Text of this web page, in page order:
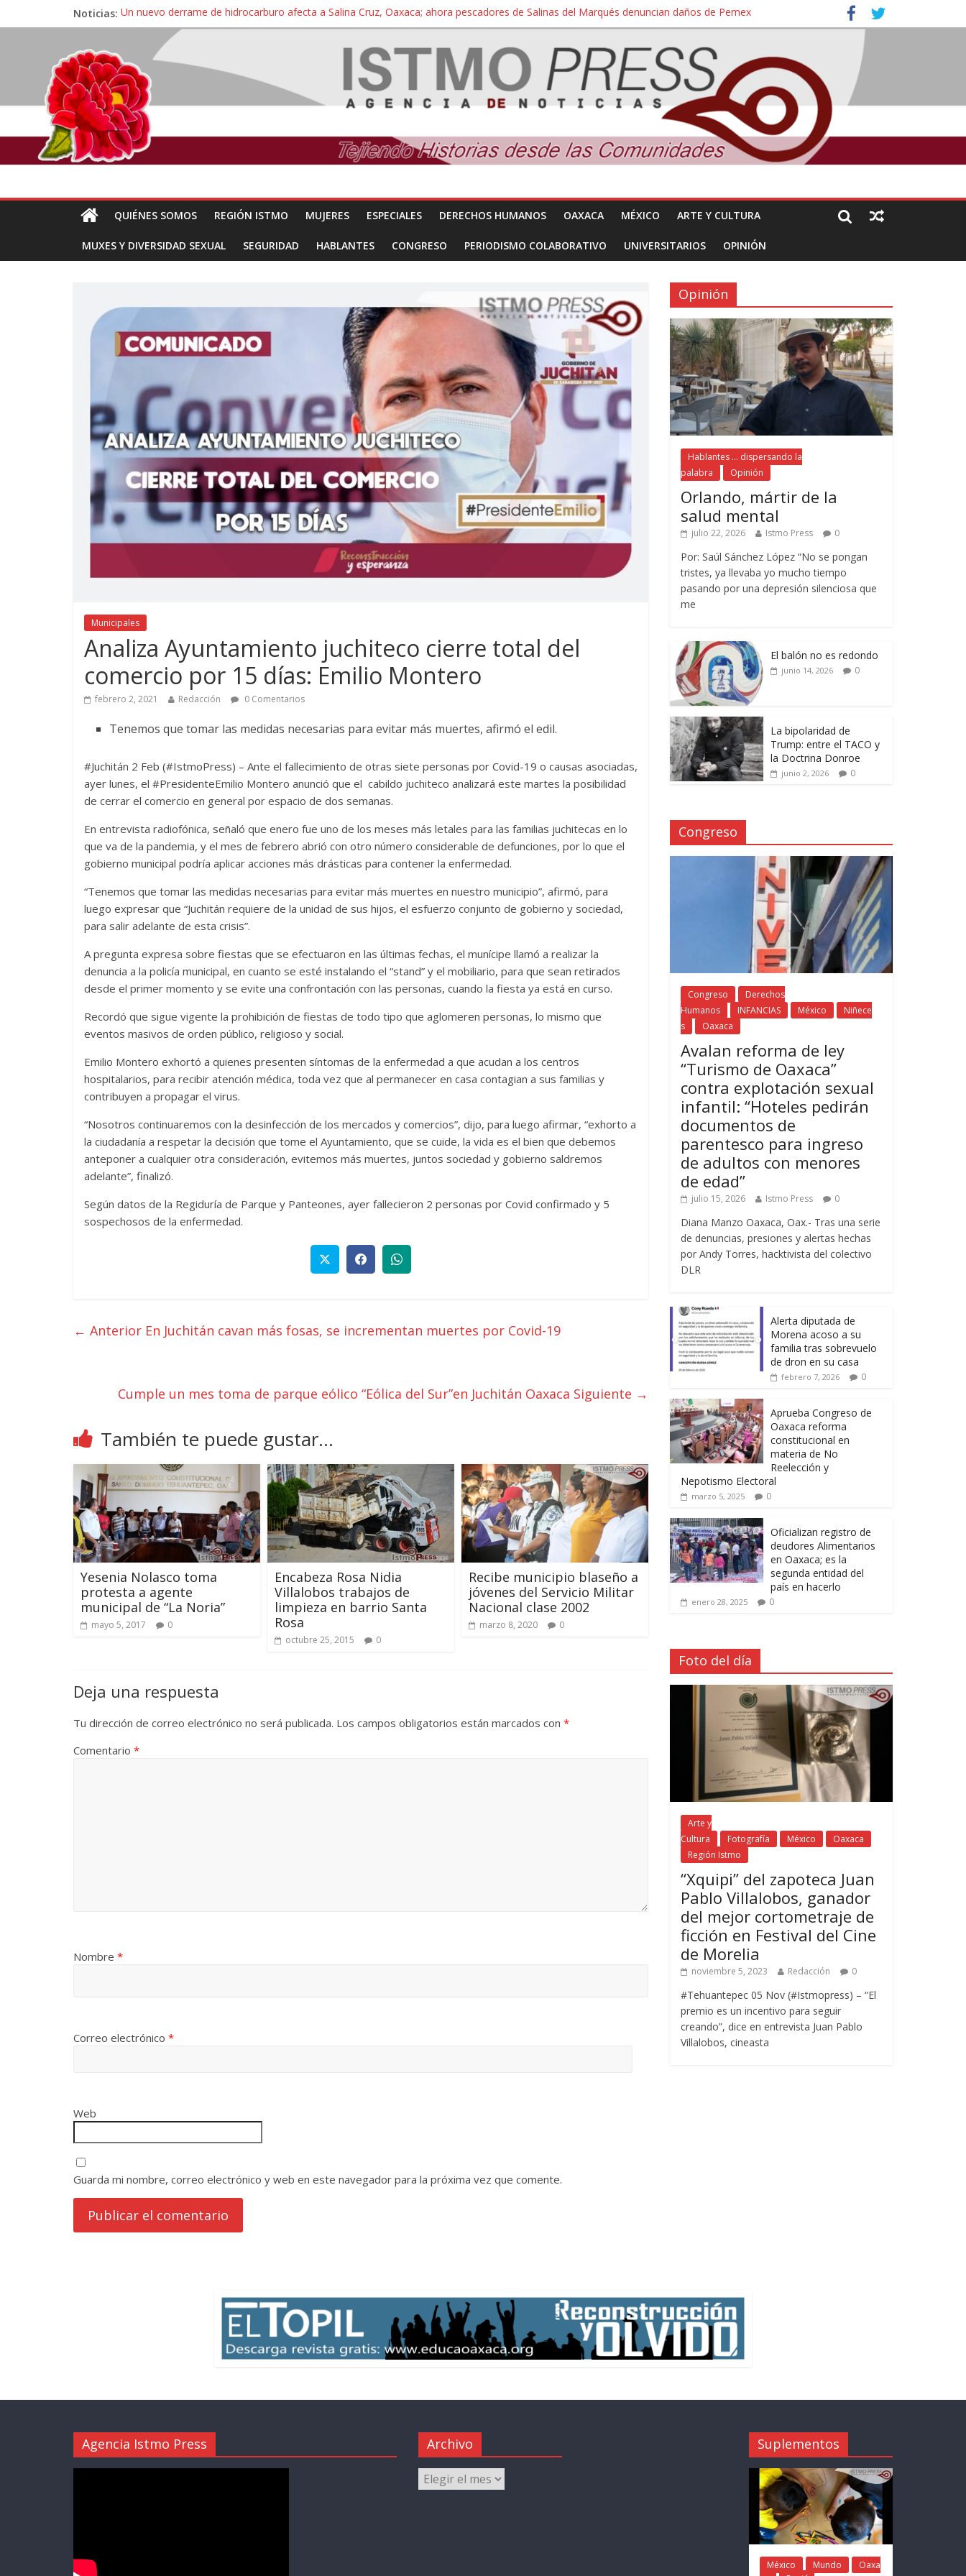
Noticias: Un nuevo derrame de hidrocarburo afecta a Salina Cruz, Oaxaca; ahora pescadores de Salinas del Marqués denuncian daños de Pemex
Ángel, el joven autista expulsado por la Universidad Bienestar de Ixtepec, Oaxaca vuelve a las aulas tras amparo
Familiares de periodista Alejandro Leyva se reúnen con titular de la SEGOB y exigen detener a los autores materiales e intelectuales de su asesinato
Alertan pescadores de Juchitán, Oaxaca de nuevo despojo de su territorio para construir un parque eólico
Pescadores y comuneros ikoots detienen la extracción ilegal de material pétreo de gravera Oyamel
QUIÉNES SOMOS REGIÓN ISTMO MUJERES ESPECIALES DERECHOS HUMANOS OAXACA MÉXICO ARTE Y CULTURA
MUXES Y DIVERSIDAD SEXUAL SEGURIDAD HABLANTES CONGRESO PERIODISMO COLABORATIVO UNIVERSITARIOS OPINIÓN
Municipales
Analiza Ayuntamiento juchiteco cierre total del
comercio por 15 días: Emilio Montero
febrero 2, 2021 Redacción 0 Comentarios
Tenemos que tomar las medidas necesarias para evitar más muertes, afirmó el edil.
#Juchitán 2 Feb (#IstmoPress) – Ante el fallecimiento de otras siete personas por Covid-19 o causas asociadas,
ayer lunes, el #PresidenteEmilio Montero anunció que el cabildo juchiteco analizará este martes la posibilidad
de cerrar el comercio en general por espacio de dos semanas.
En entrevista radiofónica, señaló que enero fue uno de los meses más letales para las familias juchitecas en lo
que va de la pandemia, y el mes de febrero abrió con otro número considerable de defunciones, por lo que el
gobierno municipal podría aplicar acciones más drásticas para contener la enfermedad.
“Tenemos que tomar las medidas necesarias para evitar más muertes en nuestro municipio”, afirmó, para
luego expresar que “Juchitán requiere de la unidad de sus hijos, el esfuerzo conjunto de gobierno y sociedad,
para salir adelante de esta crisis”.
A pregunta expresa sobre fiestas que se efectuaron en las últimas fechas, el munícipe llamó a realizar la
denuncia a la policía municipal, en cuanto se esté instalando el “stand” y el mobiliario, para que sean retirados
desde el primer momento y se evite una confrontación con las personas, cuando la fiesta ya está en curso.
Recordó que sigue vigente la prohibición de fiestas de todo tipo que aglomeren personas, lo mismo que
eventos masivos de orden público, religioso y social.
Emilio Montero exhortó a quienes presenten síntomas de la enfermedad a que acudan a los centros
hospitalarios, para recibir atención médica, toda vez que al permanecer en casa contagian a sus familias y
contribuyen a propagar el virus.
“Nosotros continuaremos con la desinfección de los mercados y comercios”, dijo, para luego afirmar, “exhorto a
la ciudadanía a respetar la decisión que tome el Ayuntamiento, que se cuide, la vida es el bien que debemos
anteponer a cualquier otra consideración, evitemos más muertes, juntos sociedad y gobierno saldremos
adelante”, finalizó.
Según datos de la Regiduría de Parque y Panteones, ayer fallecieron 2 personas por Covid confirmado y 5
sospechosos de la enfermedad.
← Anterior En Juchitán cavan más fosas, se incrementan muertes por Covid-19
Cumple un mes toma de parque eólico “Eólica del Sur”en Juchitán Oaxaca Siguiente →
También te puede gustar...
Yesenia Nolasco toma
protesta a agente
municipal de “La Noria”
mayo 5, 2017 0
Encabeza Rosa Nidia
Villalobos trabajos de
limpieza en barrio Santa
Rosa
octubre 25, 2015 0
Recibe municipio blaseño a
jóvenes del Servicio Militar
Nacional clase 2002
marzo 8, 2020 0
Deja una respuesta
Tu dirección de correo electrónico no será publicada. Los campos obligatorios están marcados con *
Comentario *
Nombre *
Correo electrónico *
Web
Guarda mi nombre, correo electrónico y web en este navegador para la próxima vez que comente.
Opinión
Hablantes ... dispersando la
palabra
Opinión
Orlando, mártir de la
salud mental
julio 22, 2026 Istmo Press 0
Por: Saúl Sánchez López “No se pongan
tristes, ya llevaba yo mucho tiempo
pasando por una depresión silenciosa que
me
El balón no es redondo
junio 14, 2026 0
La bipolaridad de
Trump: entre el TACO y
la Doctrina Donroe
junio 2, 2026 0
Congreso
Congreso
Derechos
Humanos
INFANCIAS México
Niñece
s
Oaxaca
Avalan reforma de ley
“Turismo de Oaxaca”
contra explotación sexual
infantil: “Hoteles pedirán
documentos de
parentesco para ingreso
de adultos con menores
de edad”
julio 15, 2026 Istmo Press 0
Diana Manzo Oaxaca, Oax.- Tras una serie
de denuncias, presiones y alertas hechas
por Andy Torres, hacktivista del colectivo
DLR
Alerta diputada de
Morena acoso a su
familia tras sobrevuelo
de dron en su casa
febrero 7, 2026 0
Aprueba Congreso de
Oaxaca reforma
constitucional en
materia de No
Reelección y
Nepotismo Electoral
marzo 5, 2025 0
Oficializan registro de
deudores Alimentarios
en Oaxaca; es la
segunda entidad del
país en hacerlo
enero 28, 2025 0
Foto del día
Arte y
Cultura
Fotografía México
Oaxaca
Región Istmo
“Xquipi” del zapoteca Juan
Pablo Villalobos, ganador
del mejor cortometraje de
ficción en Festival del Cine
de Morelia
noviembre 5, 2023 Redacción 0
#Tehuantepec 05 Nov (#Istmopress) – “El
premio es un incentivo para seguir
creando”, dice en entrevista Juan Pablo
Villalobos, cineasta
Agencia Istmo Press Archivo Suplementos
México Mundo
Oaxa